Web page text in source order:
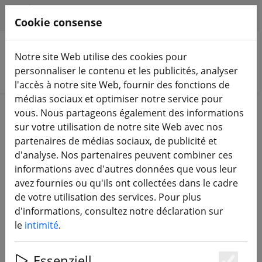
Rechercher des produits
Home Équipement
Équipement
134 Products
Unterkategorien
TÉLÉCOMMANDE
Cookie consense
Notre site Web utilise des cookies pour
personnaliser le contenu et les publicités, analyser
l'accès à notre site Web, fournir des fonctions de
médias sociaux et optimiser notre service pour
vous. Nous partageons également des informations
sur votre utilisation de notre site Web avec nos
partenaires de médias sociaux, de publicité et
d'analyse. Nos partenaires peuvent combiner ces
informations avec d'autres données que vous leur
avez fournies ou qu'ils ont collectées dans le cadre
de votre utilisation des services. Pour plus
d'informations, consultez notre déclaration sur
le intimité.